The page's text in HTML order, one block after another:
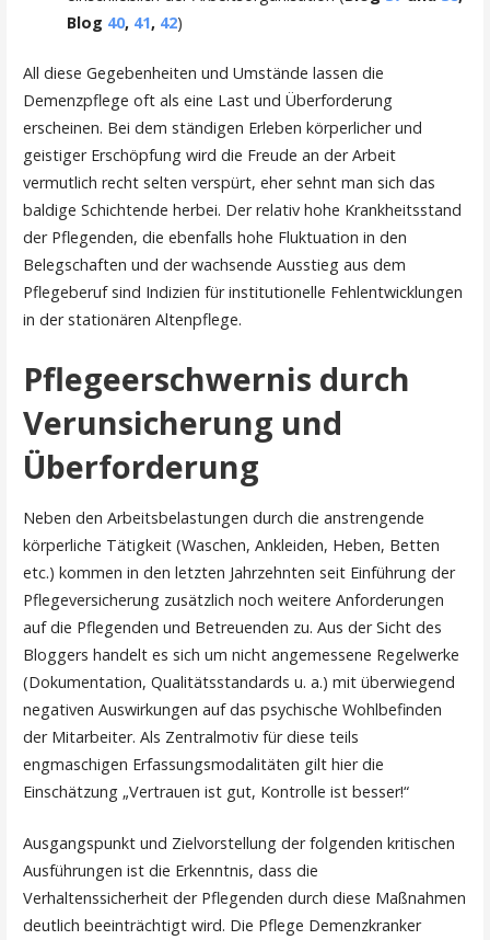
Blog 40, 41, 42)
All diese Gegebenheiten und Umstände lassen die
Demenzpflege oft als eine Last und Überforderung
erscheinen. Bei dem ständigen Erleben körperlicher und
geistiger Erschöpfung wird die Freude an der Arbeit
vermutlich recht selten verspürt, eher sehnt man sich das
baldige Schichtende herbei. Der relativ hohe Krankheitsstand
der Pflegenden, die ebenfalls hohe Fluktuation in den
Belegschaften und der wachsende Ausstieg aus dem
Pflegeberuf sind Indizien für institutionelle Fehlentwicklungen
in der stationären Altenpflege.
Pflegeerschwernis durch
Verunsicherung und
Überforderung
Neben den Arbeitsbelastungen durch die anstrengende
körperliche Tätigkeit (Waschen, Ankleiden, Heben, Betten
etc.) kommen in den letzten Jahrzehnten seit Einführung der
Pflegeversicherung zusätzlich noch weitere Anforderungen
auf die Pflegenden und Betreuenden zu. Aus der Sicht des
Bloggers handelt es sich um nicht angemessene Regelwerke
(Dokumentation, Qualitätsstandards u. a.) mit überwiegend
negativen Auswirkungen auf das psychische Wohlbefinden
der Mitarbeiter. Als Zentralmotiv für diese teils
engmaschigen Erfassungsmodalitäten gilt hier die
Einschätzung „Vertrauen ist gut, Kontrolle ist besser!“
Ausgangspunkt und Zielvorstellung der folgenden kritischen
Ausführungen ist die Erkenntnis, dass die
Verhaltenssicherheit der Pflegenden durch diese Maßnahmen
deutlich beeinträchtigt wird. Die Pflege Demenzkranker